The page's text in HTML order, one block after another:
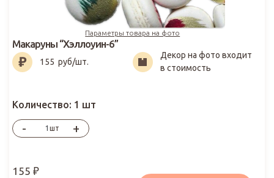
Параметры товара на фото
155₽
Макаруны “Хэллоуин-6”
155 руб/шт.
Декор на фото входит
в стоимость
Количество: 1 шт
- шт +
155 ₽